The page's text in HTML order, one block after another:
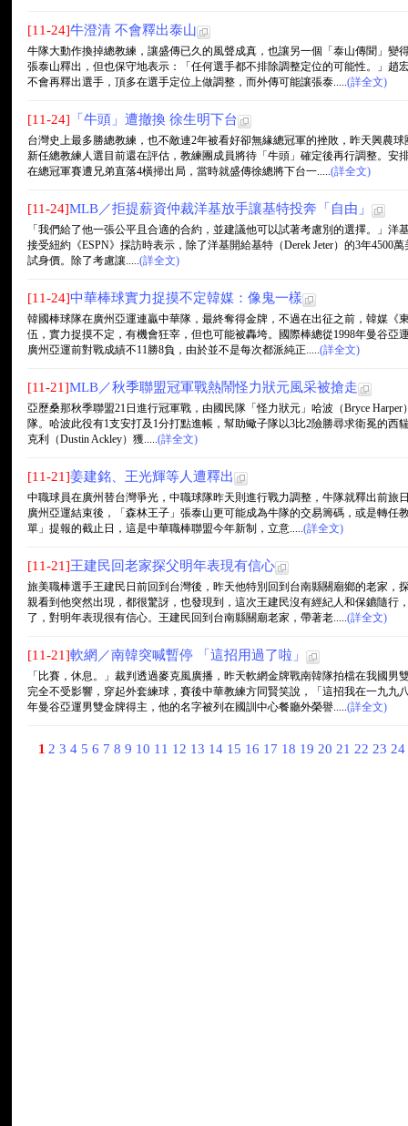
[11-24]牛澄清 不會釋出泰山
牛隊大動作換掉總教練，讓盛傳已久的風聲成真，也讓另一個「泰山傳聞」變
張泰山釋出，但也保守地表示：「任何選手都不排除調整定位的可能性。」趙
不會再釋出選手，頂多在選手定位上做調整，而外傳可能讓張泰.....(詳全文)
[11-24] 「牛頭」遭撤換 徐生明下台
台灣史上最多勝總教練，也不敵連2年被看好卻無緣總冠軍的挫敗，昨天興農
新任總教練人選目前還在評估，教練團成員將待「牛頭」確定後再行調整。安
在總冠軍賽遭兄弟直落4橫掃出局，當時就盛傳徐總將下台一.....(詳全文)
[11-24]MLB／拒提薪資仲裁洋基放手讓基特投奔「自由」
「我們給了他一張公平且合適的合約，並建議他可以試著考慮別的選擇。」洋
接受紐約《ESPN》採訪時表示，除了洋基開給基特（Derek Jeter）的3年4500
試身價。除了考慮讓.....(詳全文)
[11-24]中華棒球實力捉摸不定韓媒：像鬼一樣
韓國棒球隊在廣州亞運連贏中華隊，最終奪得金牌，不過在出征之前，韓媒《
伍，實力捉摸不定，有機會狂宰，但也可能被轟垮。國際棒總從1998年曼谷亞
廣州亞運前對戰成績不11勝8負，由於並不是每次都派純正.....(詳全文)
[11-21]MLB／秋季聯盟冠軍戰熱鬧怪力狀元風采被搶走
亞歷桑那秋季聯盟21日進行冠軍戰，由國民隊「怪力狀元」哈波（Bryce
隊。哈波此役有1支安打及1分打點進帳，幫助蠍子隊以3比2險勝尋求衛冕的
克利（Dustin Ackley）獲.....(詳全文)
[11-21]姜建銘、王光輝等人遭釋出
中職球員在廣州替台灣爭光，中職球隊昨天則進行戰力調整，牛隊就釋出前旅
廣州亞運結束後，「森林王子」張泰山更可能成為牛隊的交易籌碼，或是轉任
單」提報的截止日，這是中華職棒聯盟今年新制，立意.....(詳全文)
[11-21]王建民回老家探父明年表現有信心
旅美職棒選手王建民日前回到台灣後，昨天他特別回到台南縣關廟鄉的老家，
親看到他突然出現，都很驚訝，也發現到，這次王建民沒有經紀人和保鑣隨行
了，對明年表現很有信心。王建民回到台南縣關廟老家，帶著老.....(詳全文)
[11-21]軟網／南韓突喊暫停 「這招用過了啦」
「比賽，休息。」裁判透過麥克風廣播，昨天軟網金牌戰南韓隊拍檔在我國
完全不受影響，穿起外套練球，賽後中華教練方同賢笑說，「這招我在一九九
年曼谷亞運男雙金牌得主，他的名字被列在國訓中心餐廳外榮譽.....(詳全文)
1 2 3 4 5 6 7 8 9 10 11 12 13 14 15 16 17 18 19 20 21 22 23 24